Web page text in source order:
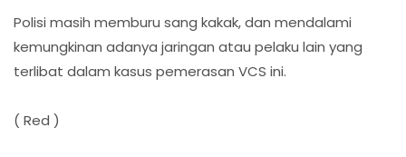
Polisi masih memburu sang kakak, dan mendalami
kemungkinan adanya jaringan atau pelaku lain yang
terlibat dalam kasus pemerasan VCS ini.
( Red )